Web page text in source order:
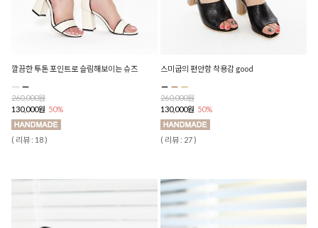
깔끔한 투톤 포인트로 슬림해보이는 슈즈
260,000원
130,000원 50%
( 리뷰 : 18 )
스미굽의 편안함 착용감 good
260,000원
130,000원 50%
( 리뷰 : 27 )